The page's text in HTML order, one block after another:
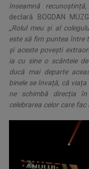
înseamnă
declară BOGDAN
„Rolul meu și al
este să fim puntea între
și aceste povești
ia cu sine o scânteie
ducă mai departe
binele se învață, că
ne schimbă direcția
celebrarea celor care